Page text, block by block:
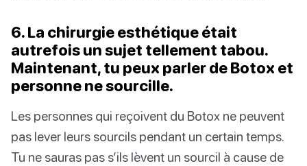
6. La chirurgie esthétique était
autrefois un sujet tellement tabou.
Maintenant, tu peux parler de Botox et
personne ne sourcille.
Les personnes qui reçoivent du Botox ne peuvent
pas lever leurs sourcils pendant un certain temps.
Tu ne sauras pas s’ils lèvent un sourcil à cause de